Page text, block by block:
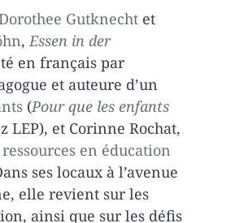
Gutknecht et
, Essen in der
en français par
et auteure d’un
(Pour que les enfants
LEP), et Corinne Rochat,
en éducation
ses locaux à l’avenue
elle revient sur les
ainsi que sur les défis